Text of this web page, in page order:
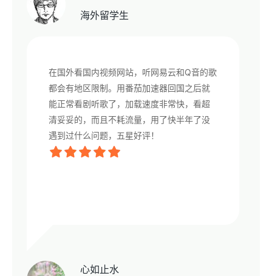
海外留学生
在国外看国内视频网站，听网易云和Q音的歌
都会有地区限制。用番茄加速器回国之后就
能正常看剧听歌了，加载速度非常快，看超
清妥妥的，而且不耗流量，用了快半年了没
遇到过什么问题，五星好评！
心如止水